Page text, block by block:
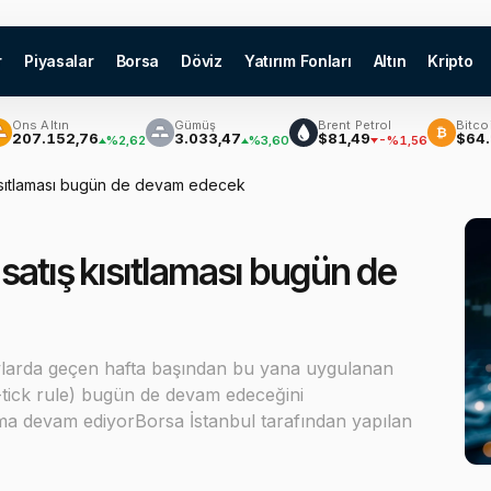
Piyasalar Borsa Döviz Yatırım Fonları Altın Kripto
Altın
%2,62
Gümüş
3.033,47 %3,60
Brent Petrol
$81,49 -%1,56 ₿
Bitcoin
bugün de devam edecek
kısıtlaması bugün de
geçen hafta başından bu yana uygulanan
tick rule) bugün de devam edeceğini
devam ediyorBorsa İstanbul tarafından yapılan